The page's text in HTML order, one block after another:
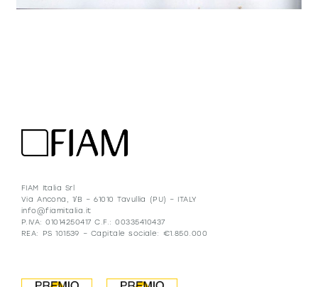
FIAM Italia Srl
Via Ancona, 1/B – 61010 Tavullia (PU) – ITALY
info@fiamitalia.it
P.IVA: 01014250417 C.F.: 00335410437
REA: PS 101539 – Capitale sociale: €1.850.000